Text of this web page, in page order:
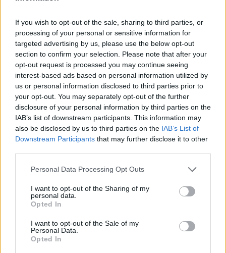
If you wish to opt-out of the sale, sharing to third parties, or
processing of your personal or sensitive information for
targeted advertising by us, please use the below opt-out
section to confirm your selection. Please note that after your
opt-out request is processed you may continue seeing
interest-based ads based on personal information utilized by
us or personal information disclosed to third parties prior to
your opt-out. You may separately opt-out of the further
disclosure of your personal information by third parties on the
IAB’s list of downstream participants. This information may
also be disclosed by us to third parties on the IAB’s List of
Downstream Participants that may further disclose it to other
Personal Data Processing Opt Outs
I want to opt-out of the Sharing of my
personal data.
Opted In
I want to opt-out of the Sale of my
Personal Data.
Opted In
θα ταξιδέψουν στη Λιβαδειά, να προμηθευθούν τα
αποφευχθεί ο συγχρωτισμός έξω από τη θύρα 4 του
γηπέδου.
Η πώληση των εισιτηρίων θα γίνεται από το APOL
Store στην πλατεία Μαγιάκου (Ταμπάχνα).
Ώρες λειτουργίας:
Σάββατο (29/10):10:00-18:00
Κυριακή (30/10):09:00 έως τις 14:00 και μετά από
το εκδοτήριο του γηπέδου.
Σημειώνεται ότι η έκδοση των εισιτηρίων θα γίνεται
Παιχνίδι από παντού στη Novibet με το